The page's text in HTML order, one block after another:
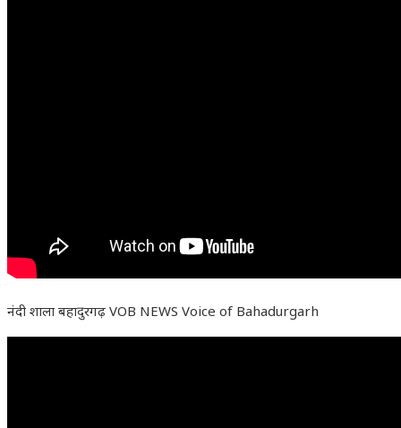
नंदी शाला बहादुरगढ़ VOB NEWS Voice of Bahadurgarh